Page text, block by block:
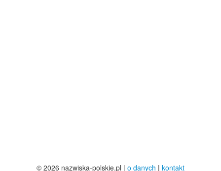
© 2026 nazwiska-polskie.pl | o danych | kontakt